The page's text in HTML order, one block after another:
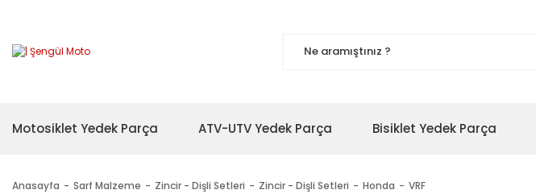
Motosiklet Yedek Parça ATV-UTV Yedek Parça Bisiklet Yedek Parça
Anasayfa Sarf Malzeme Zincir - Dişli Setleri Zincir - Dişli Setleri Honda VRF